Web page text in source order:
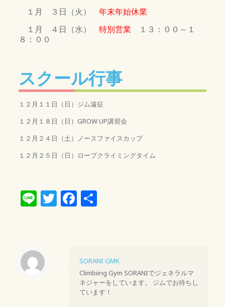
１月 ３日（火） 年末年始休業
１月 ４日（水） 特別営業 １３：００～１
８：００
スクール行事
１２月１１日（日）ジム遠征
１２月１８日（日）GROW UP講習会
１２月２４日（土）ノースファイスカップ
１２月２５日（日）ロープクライミングタイム
LineTwitter
Facebook
共
SORANI GMK
Climbiing Gym SORANIでジェネラルマ
ネジャーをしています。 ジムでお待ちし
ています！